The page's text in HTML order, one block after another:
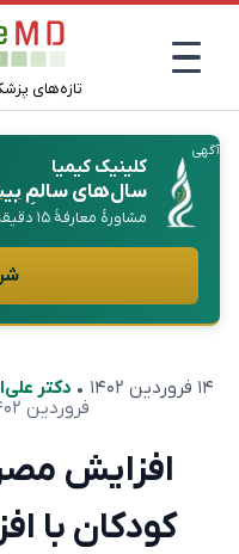
تازه‌های
آگهی
کلینیک کیمیا
سال‌های سالمِ
مشاورهٔ معارفهٔ ۱۵ دقیقه‌ای رایگان، آنلاین
۱۴ فروردین ۱۴۰۲ • دکتر
فروردین ۱۴۰۲
افزایش
کودکان با